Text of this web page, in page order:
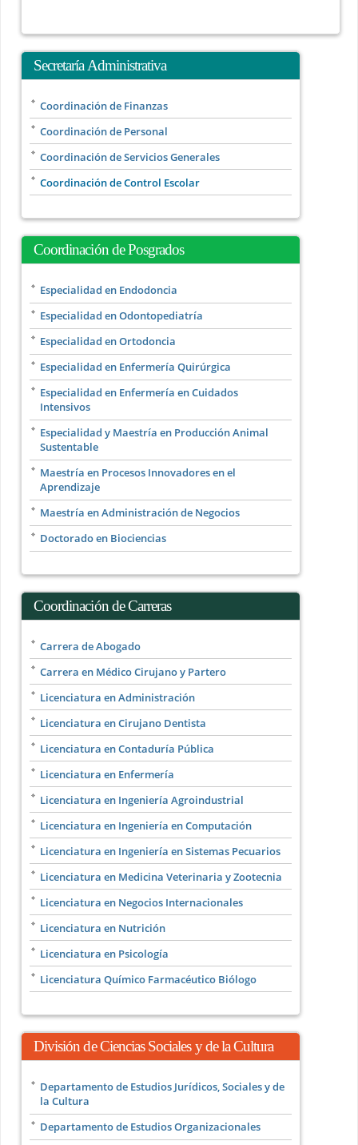
Secretaría Administrativa
Coordinación de Finanzas
Coordinación de Personal
Coordinación de Servicios Generales
Coordinación de Control Escolar
Coordinación de Posgrados
Especialidad en Endodoncia
Especialidad en Odontopediatría
Especialidad en Ortodoncia
Especialidad en Enfermería Quirúrgica
Especialidad en Enfermería en Cuidados
Intensivos
Especialidad y Maestría en Producción Animal
Sustentable
Maestría en Procesos Innovadores en el
Aprendizaje
Maestría en Administración de Negocios
Doctorado en Biociencias
Coordinación de Carreras
Carrera de Abogado
Carrera en Médico Cirujano y Partero
Licenciatura en Administración
Licenciatura en Cirujano Dentista
Licenciatura en Contaduría Pública
Licenciatura en Enfermería
Licenciatura en Ingeniería Agroindustrial
Licenciatura en Ingeniería en Computación
Licenciatura en Ingeniería en Sistemas Pecuarios
Licenciatura en Medicina Veterinaria y Zootecnia
Licenciatura en Negocios Internacionales
Licenciatura en Nutrición
Licenciatura en Psicología
Licenciatura Químico Farmacéutico Biólogo
División de Ciencias Sociales y de la Cultura
Departamento de Estudios Jurídicos, Sociales y de
la Cultura
Departamento de Estudios Organizacionales